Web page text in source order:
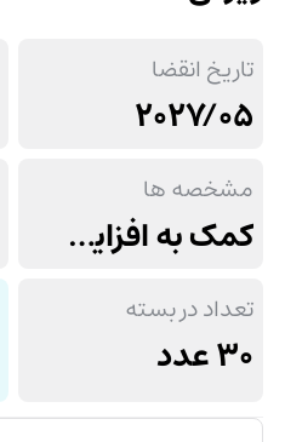
تاریخ انقضا
2027/05
مشخصه ها
کمک به افزایش استحکام و کاهش شکنندگی ناخن ها, هر قرص حاوی بیوتین 800 میکروگرم
تعداد در بسته
30 عدد